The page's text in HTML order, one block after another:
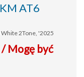
AT6
2Tone, '2025
Mogę być